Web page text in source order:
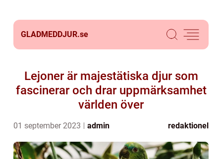
GLADMEDDJUR.se
Lejoner är majestätiska djur som
fascinerar och drar uppmärksamhet
världen över
01 september 2023 admin redaktionel